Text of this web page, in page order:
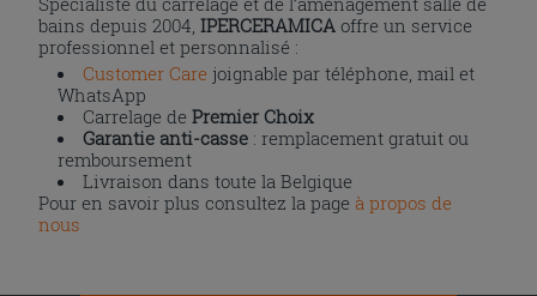
bains depuis 2004,IPERCERAMICA offre un service
professionnel et personnalisé :
Customer Care joignable par téléphone, mail et
WhatsApp
Carrelage dePremier Choix
Garantie anti-casse : remplacement gratuit ou
remboursement
Livraison dans toute la Belgique
Pour en savoir plus consultez la page à propos de
nous